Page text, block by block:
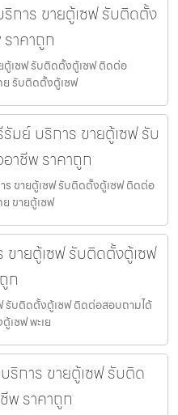
การ ขายตู้เซฟ รับติดตั้ง
าคาถูก
ตู้เซฟ รับติดตั้งตู้เซฟ ติดต่อ
ย รับติดตั้งตู้เซฟ
มย์ บริการ ขายตู้เซฟ รับ
าชีพ ราคาถูก
ร ขายตู้เซฟ รับติดตั้งตู้เซฟ ติดต่อ
ขายตู้เซฟ
ขายตู้เซฟ รับติดตั้งตู้เซฟ
ก
รับติดตั้งตู้เซฟ ติดต่อสอบถามได้
เซฟ พะเย
ริการ ขายตู้เซฟ รับติด
พ ราคาถูก